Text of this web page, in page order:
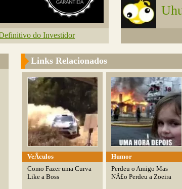
do Investidor
Links Relacionados
VeÃ­culos
Como Fazer uma Curva
Like a Boss
Humor
Perdeu o Amigo Mas
NÃ£o Perdeu a Zoeira